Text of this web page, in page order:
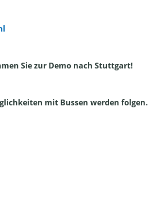
Sie zur Demo nach Stuttgart!
mit Bussen werden folgen.